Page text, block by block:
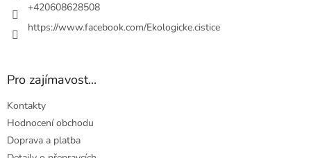
+420608628508
https://www.facebook.com/Ekologicke.cistice
Pro zajímavost...
Kontakty
Hodnocení obchodu
Doprava a platba